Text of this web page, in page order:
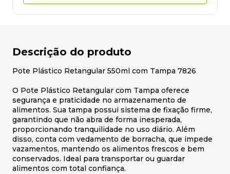
Descrição do produto
Pote Plástico Retangular 550ml com Tampa 7826
O Pote Plástico Retangular com Tampa oferece
segurança e praticidade no armazenamento de
alimentos. Sua tampa possui sistema de fixação firme,
garantindo que não abra de forma inesperada,
proporcionando tranquilidade no uso diário. Além
disso, conta com vedamento de borracha, que impede
vazamentos, mantendo os alimentos frescos e bem
conservados. Ideal para transportar ou guardar
alimentos com total confiança.